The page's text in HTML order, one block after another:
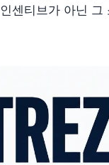
센티브가 아닌 그